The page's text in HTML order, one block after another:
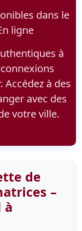
dans le
ligne
à
à des
avec des
votre ville.
de
–
à